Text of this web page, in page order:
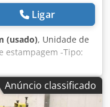
Ligar
(usado), Unidade de
estampagem -Tipo:
300/340/A270
25 kg
Anúncio classificado